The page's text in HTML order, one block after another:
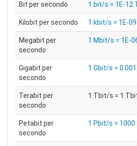
Bit per secondo 1 bit/s = 1E-12
Kilobit per secondo 1 kbit/s = 1E-
Megabit per
secondo
1 Mbit/s = 1E-
Gigabit per
secondo
1 Gbit/s =
Terabit per
secondo
1 Tbit/s = 1
Petabit per
secondo
1 Pbit/s =